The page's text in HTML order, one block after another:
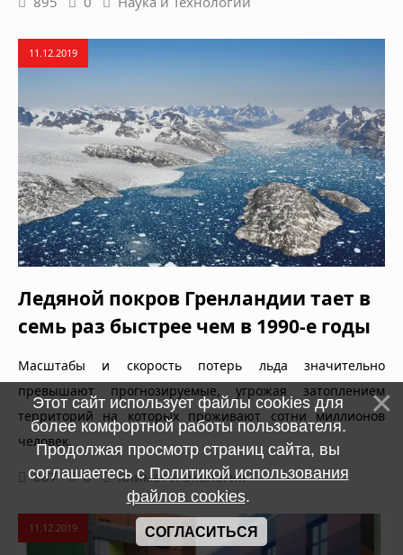
11.12.2019
Ледяной покров Гренландии тает в
семь раз быстрее чем в 1990-е годы
Масштабы и скорость потерь льда значительно
превышают прогнозируемые, угрожая затоплением
территорий на которых проживают сотни миллионов
человек.
887 0 Климат и Экология
11.12.2019
Этот сайт использует файлы cookies для
более комфортной работы пользователя.
Продолжая просмотр страниц сайта, вы
соглашаетесь сПолитикой использования
файлов cookies.
СОГЛАСИТЬСЯ